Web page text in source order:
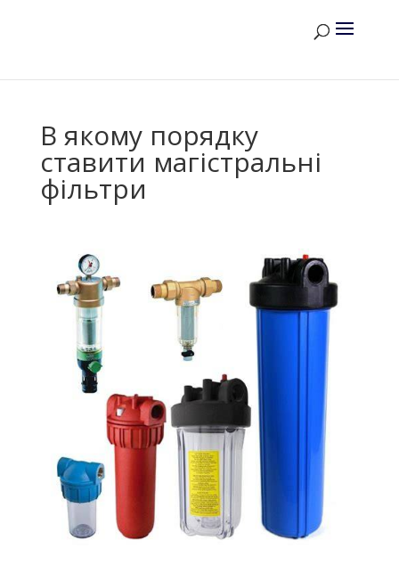
В якому порядку
ставити магістральні
фільтри